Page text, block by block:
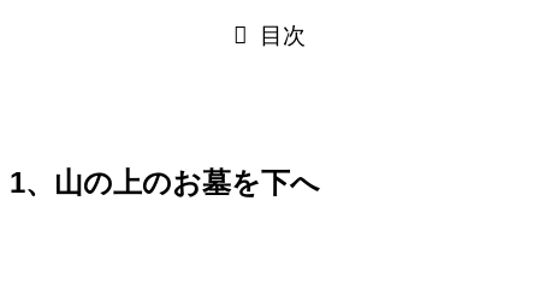
目次
1、山の上のお墓を下へ